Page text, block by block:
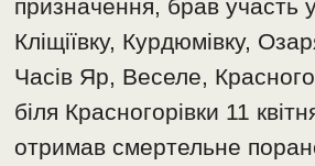
призначення, брав участь
Кліщіївку, Курдюмівку,
Часів Яр, Веселе,
біля Красногорівки 11
отримав смертельне